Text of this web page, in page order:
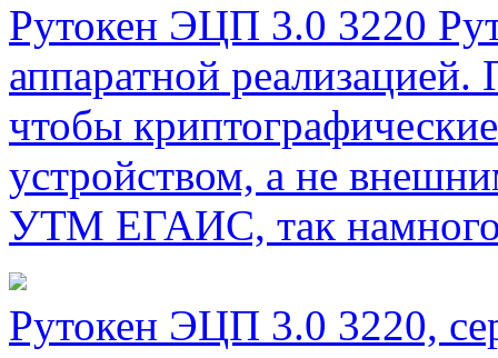
Рутокен ЭЦП 3.0 3220
аппаратной
чтобы
устройством, а не
УТМ ЕГАИС, так намного
Рутокен ЭЦП 3.0 3220,